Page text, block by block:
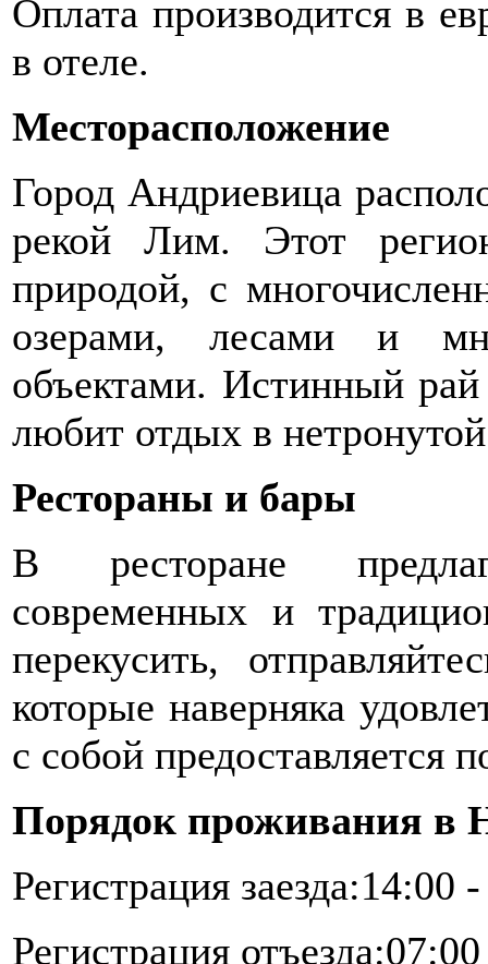
Оплата производится в
в отеле.
Месторасположение
Город Андриевица
рекой Лим. Этот
природой, с
озерами, лесами и
объектами. Истинный
любит отдых в
Рестораны и бары
В ресторане
современных и
перекусить,
которые наверняка
с собой предоставляется
Порядок проживания в
Регистрация заезда:14:00
Регистрация